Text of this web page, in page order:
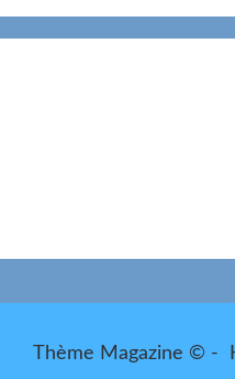
Thème Magazine © -